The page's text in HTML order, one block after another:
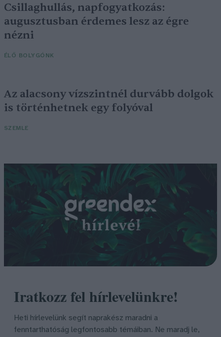
Csillaghullás, napfogyatkozás:
augusztusban érdemes lesz az égre
nézni
ÉLŐ BOLYGÓNK
Az alacsony vízszintnél durvább dolgok
is történhetnek egy folyóval
SZEMLE
Iratkozz fel hírlevelünkre!
Heti hírlevelünk segít naprakész maradni a
fenntarthatóság legfontosabb témáiban. Ne maradj le,